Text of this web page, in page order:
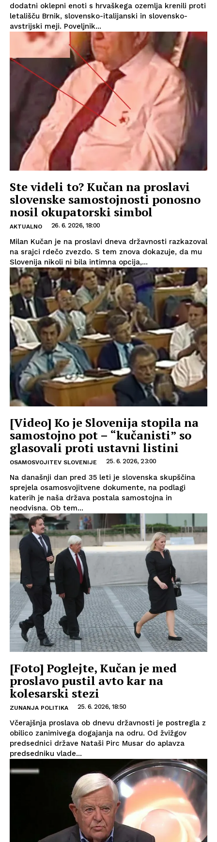
dodatni oklepni enoti s hrvaškega ozemlja krenili proti
letališču Brnik, slovensko-italijanski in slovensko-
avstrijski meji. Poveljnik...
Ste videli to? Kučan na proslavi
slovenske samostojnosti ponosno
nosil okupatorski simbol
AKTUALNO 26. 6. 2026, 18:00
Milan Kučan je na proslavi dneva državnosti razkazoval
na srajci rdečo zvezdo. S tem znova dokazuje, da mu
Slovenija nikoli ni bila intimna opcija,...
[Video] Ko je Slovenija stopila na
samostojno pot – “kučanisti” so
glasovali proti ustavni listini
OSAMOSVOJITEV SLOVENIJE 25. 6. 2026, 23:00
Na današnji dan pred 35 leti je slovenska skupščina
sprejela osamosvojitvene dokumente, na podlagi
katerih je naša država postala samostojna in
neodvisna. Ob tem...
[Foto] Poglejte, Kučan je med
proslavo pustil avto kar na
kolesarski stezi
ZUNANJA POLITIKA 25. 6. 2026, 18:50
Včerajšnja proslava ob dnevu državnosti je postregla z
obilico zanimivega dogajanja na odru. Od žvižgov
predsednici države Nataši Pirc Musar do aplavza
predsedniku vlade...